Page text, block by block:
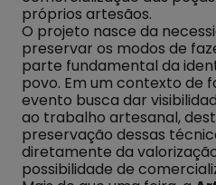
próprios artesãos.
O projeto nasce da
preservar os modos de
parte fundamental da
povo. Em um contexto de
evento busca dar
ao trabalho artesanal,
preservação dessas
diretamente da
possibilidade de